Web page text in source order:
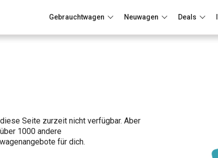
Gebrauchtwagen Neuwagen Deals
Seite zurzeit nicht verfügbar. Aber
1000 andere
für dich.